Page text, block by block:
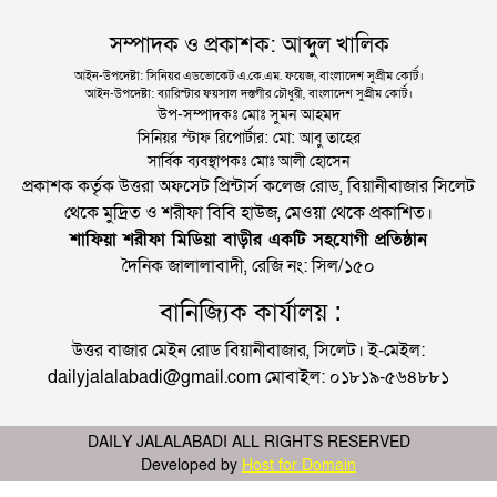
সম্পাদক ও প্রকাশক: আব্দুল খালিক
আইন-উপদেষ্টা: সিনিয়র এডভোকেট এ.কে.এম. ফয়েজ, বাংলাদেশ সুপ্রীম কোর্ট।
আইন-উপদেষ্টা: ব্যারিস্টার ফয়সাল দস্তগীর চৌধুরী, বাংলাদেশ সুপ্রীম কোর্ট।
উপ-সম্পাদকঃ মোঃ সুমন আহমদ
সিনিয়র স্টাফ রিপোর্টার: মো: আবু তাহের
সার্বিক ব্যবস্থাপকঃ মোঃ আলী হোসেন
প্রকাশক কর্তৃক উত্তরা অফসেট প্রিন্টার্স কলেজ রোড, বিয়ানীবাজার সিলেট
থেকে মুদ্রিত ও শরীফা বিবি হাউজ, মেওয়া থেকে প্রকাশিত।
শাফিয়া শরীফা মিডিয়া বাড়ীর একটি সহযোগী প্রতিষ্ঠান
দৈনিক জালালাবাদী, রেজি নং: সিল/১৫০
বানিজ্যিক কার্যালয় :
উত্তর বাজার মেইন রোড বিয়ানীবাজার, সিলেট। ই-মেইল:
dailyjalalabadi@gmail.com মোবাইল: ০১৮১৯-৫৬৪৮৮১
DAILY JALALABADI ALL RIGHTS RESERVED
Developed by Host for Domain